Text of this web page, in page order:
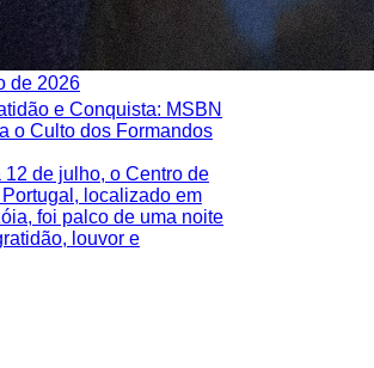
de 2026
e Conquista: MSBN
o Culto dos Formandos
12 de julho, o Centro de
localizado em
foi palco de uma noite
louvor e